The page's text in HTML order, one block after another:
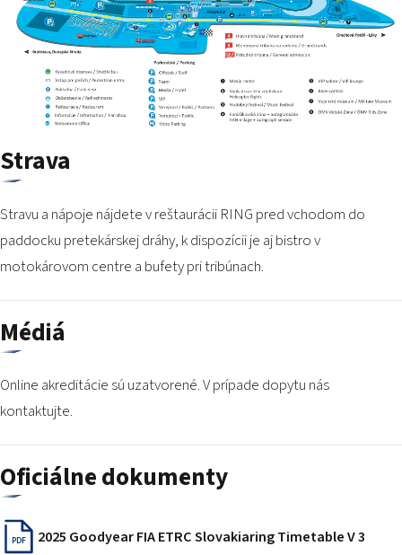
Strava
Stravu a nápoje nájdete vreštaurácii RING pred vchodom do
paddocku pretekárskej dráhy, k dispozícii je aj bistro v
motokárovom centre a bufety pri tribúnach.
Médiá
Online akreditácie sú uzatvorené. V prípade dopytu nás
kontaktujte.
Oficiálne dokumenty
PDF 2025 Goodyear FIA ETRC Slovakiaring Timetable V 3